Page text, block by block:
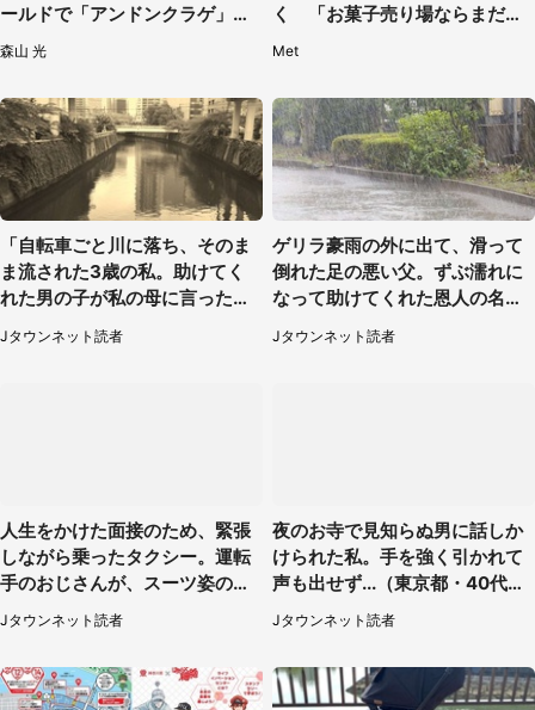
ールドで「アンドンクラゲ」期
間限定展示【7／29～】
森山 光
く 「お菓子売り場ならまだし
Met
「自転車ごと川に落ち、そのま
ま流された3歳の私。助けてく
れた男の子が私の母に言ったの
は...」（千葉県・20代女性）
Jタウンネット読者
ゲリラ豪雨の外に出て、滑って
倒れた足の悪い父。ずぶ濡れに
なって助けてくれた恩人の名前
Jタウンネット読者
人生をかけた面接のため、緊張
しながら乗ったタクシー。運転
手のおじさんが、スーツ姿の私
を見て...（福岡県・30代女性）
Jタウンネット読者
夜のお寺で見知らぬ男に話しか
けられた私。手を強く引かれて
声も出せず...（東京都・40代女
Jタウンネット読者